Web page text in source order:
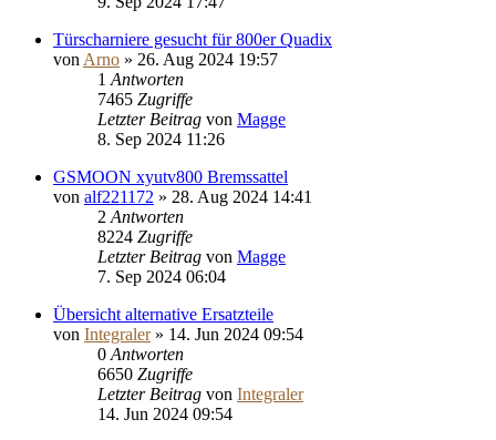
Türscharniere gesucht für 800er Quadix
von Arno » 26. Aug 2024 19:57
1 Antworten
7465 Zugriffe
Letzter Beitrag von Magge
8. Sep 2024 11:26
GSMOON xyutv800 Bremssattel
von alf221172 » 28. Aug 2024 14:41
2 Antworten
8224 Zugriffe
Letzter Beitrag von Magge
7. Sep 2024 06:04
Übersicht alternative Ersatzteile
von Integraler» 14. Jun 2024 09:54
0 Antworten
6650 Zugriffe
Letzter Beitrag von Integraler
14. Jun 2024 09:54